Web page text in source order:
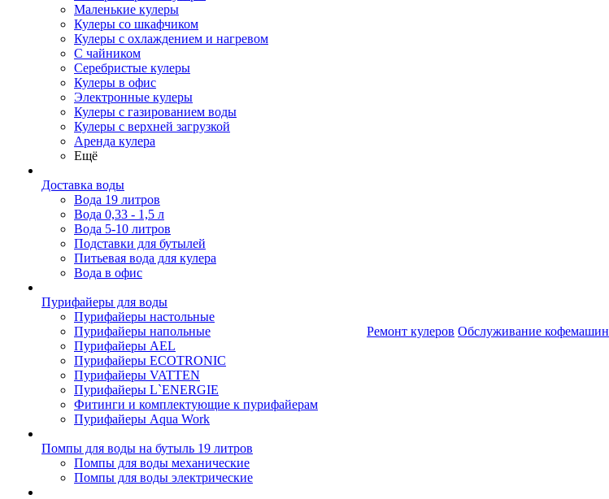
Маленькие кулеры
Кулеры со шкафчиком
Кулеры с охлаждением и нагревом
С чайником
Серебристые кулеры
Кулеры в офис
Электронные кулеры
Кулеры с газированием воды
Кулеры с верхней загрузкой
Аренда кулера
Ещё
Доставка воды
Вода 19 литров
Вода 0,33 - 1,5 л
Вода 5-10 литров
Подставки для бутылей
Питьевая вода для кулера
Вода в офис
Пурифайеры для воды
Пурифайеры настольные
Пурифайеры напольные
Пурифайеры AEL
Пурифайеры ECOTRONIC
Пурифайеры VATTEN
Пурифайеры L`ENERGIE
Фитинги и комплектующие к пурифайерам
Пурифайеры Aqua Work
Помпы для воды на бутыль 19 литров
Помпы для воды механические
Помпы для воды электрические
Ремонт кулеров Обслуживание кофемашин